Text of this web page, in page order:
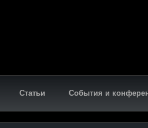
Статьи События и